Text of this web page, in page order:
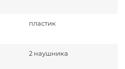
пластик
2 наушника